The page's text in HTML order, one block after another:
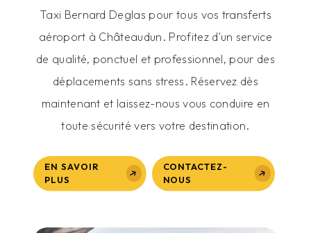
Taxi Bernard Deglas pour tous vos transferts
aéroport à Châteaudun. Profitez d'un service
de qualité, ponctuel et professionnel, pour des
déplacements sans stress. Réservez dès
maintenant et laissez-nous vous conduire en
toute sécurité vers votre destination.
EN SAVOIR
PLUS
CONTACTEZ-
NOUS